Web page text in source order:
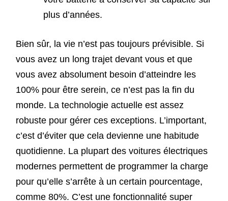
plus d’années.
Bien sûr, la vie n’est pas toujours prévisible. Si
vous avez un long trajet devant vous et que
vous avez absolument besoin d’atteindre les
100% pour être serein, ce n’est pas la fin du
monde. La technologie actuelle est assez
robuste pour gérer ces exceptions. L’important,
c’est d’éviter que cela devienne une habitude
quotidienne. La plupart des voitures électriques
modernes permettent de programmer la charge
pour qu’elle s’arrête à un certain pourcentage,
comme 80%. C’est une fonctionnalité super